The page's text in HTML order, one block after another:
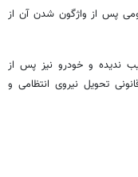
پس از واژگون شدن آن از
ندیده و خودرو نیز پس از
تحویل نیروی انتظامی و